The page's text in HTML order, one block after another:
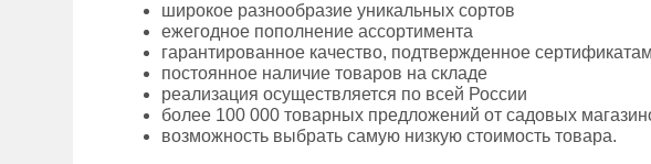
широкое разнообразие уникальных сортов
ежегодное пополнение ассортимента
гарантированное качество, подтвержденное
постоянное наличие товаров на складе
реализация осуществляется по всей России
более 100 000 товарных предложений от садовых
возможность выбрать самую низкую стоимость товара.